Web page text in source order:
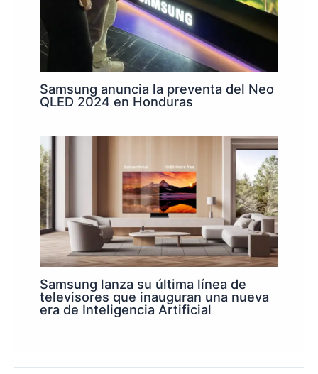
Samsung anuncia la preventa del Neo
QLED 2024 en Honduras
Samsung lanza su última línea de
televisores que inauguran una nueva
era de Inteligencia Artificial